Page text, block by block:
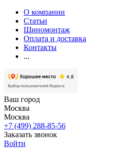
О компании
Статьи
Шиномонтаж
Оплата и доставка
Контакты
...
Ваш город
Москва
Москва
+7 (499) 288-85-56
Заказать звонок
Войти